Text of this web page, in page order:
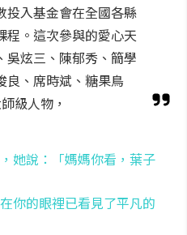
投入基金會在全國各縣
程。這次參與的愛心天
吳炫三、陳郁秀、簡學
良、席時斌、糖果鳥
級人物，
她說：「媽媽你看，葉子
你的眼裡已看見了平凡的